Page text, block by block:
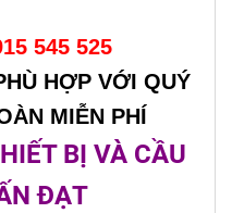
545 525
HỢP VỚI QUÝ
MIỄN PHÍ
BỊ VÀ CẦU
ĐẠT